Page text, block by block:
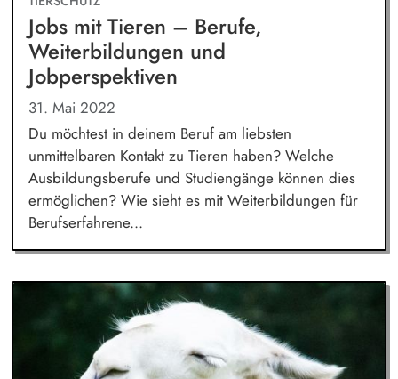
Jobs mit Tieren – Berufe,
Weiterbildungen und
Jobperspektiven
31. Mai 2022
Du möchtest in deinem Beruf am liebsten
unmittelbaren Kontakt zu Tieren haben? Welche
Ausbildungsberufe und Studiengänge können dies
ermöglichen? Wie sieht es mit Weiterbildungen für
Berufserfahrene...